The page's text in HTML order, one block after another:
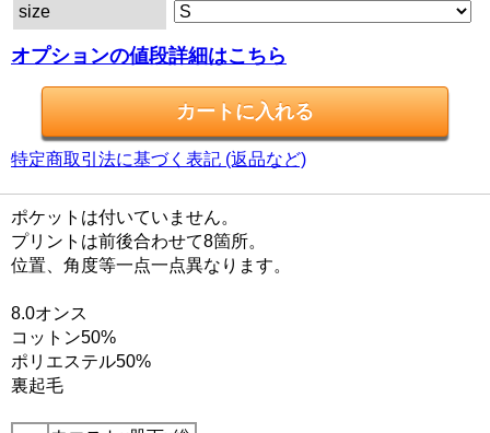
size
オプションの値段詳細はこちら
特定商取引法に基づく表記 (返品など)
ポケットは付いていません。
プリントは前後合わせて8箇所。
位置、角度等一点一点異なります。
8.0オンス
コットン50%
ポリエステル50%
裏起毛